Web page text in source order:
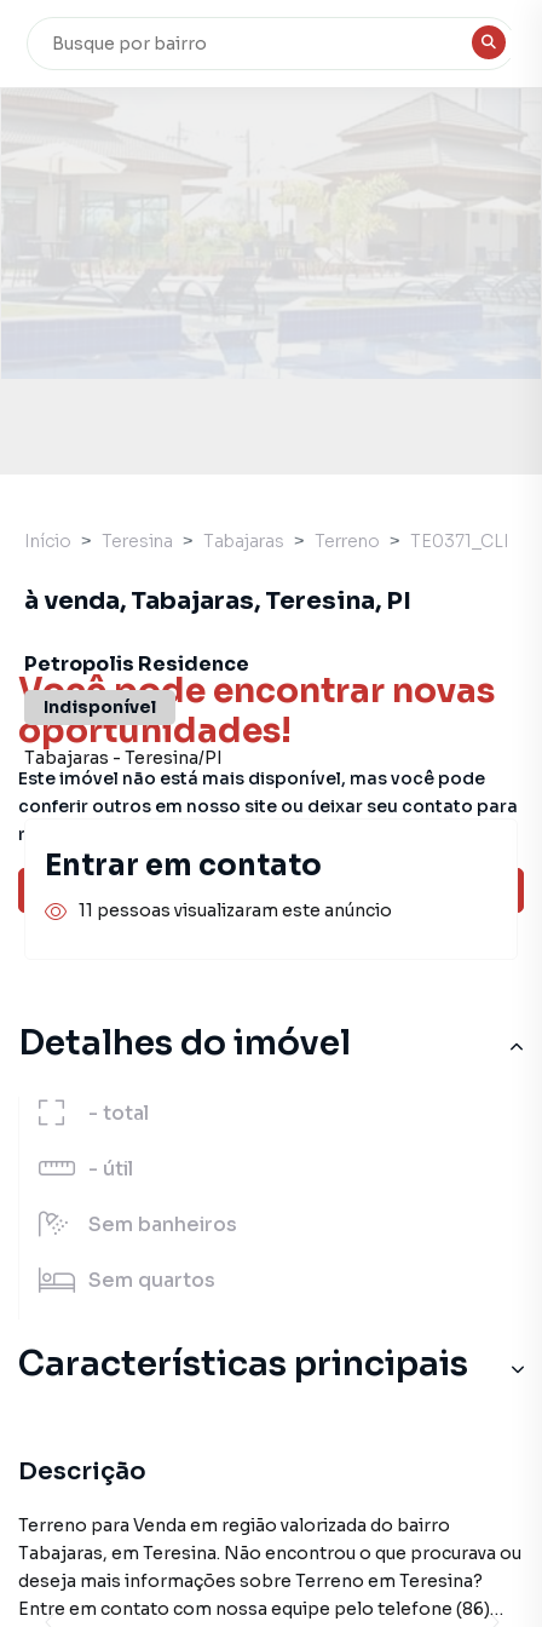
Você pode encontrar novas
oportunidades!
Este imóvel não está mais disponível, mas você pode
conferir outros em nosso site ou deixar seu contato para
receber mais informações.
Detalhes do imóvel
- total
- útil
Sem banheiros
Sem quartos
Características principais
Descrição
Terreno para Venda em região valorizada do bairro
Tabajaras, em Teresina. Não encontrou o que procurava ou
deseja mais informações sobre Terreno em Teresina?
Entre em contato com nossa equipe pelo telefone (86)
Início Teresina Tabajaras Terreno TE0371_CLI
à venda, Tabajaras, Teresina, PI
Petropolis Residence
Indisponível
Tabajaras - Teresina/PI
Entrar em contato
11 pessoas visualizaram este anúncio